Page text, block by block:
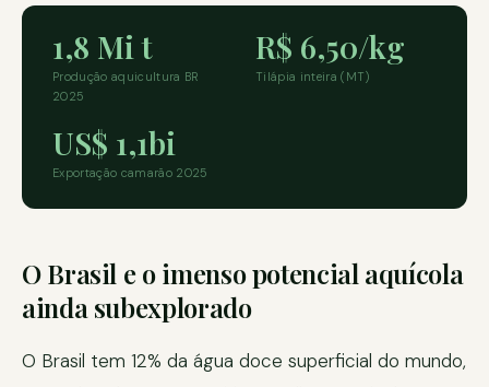
1,8 Mi t
Produção aquicultura BR
2025
R$ 6,50/kg
Tilápia inteira (MT)
US$ 1,1bi
Exportação camarão 2025
O Brasil e o imenso potencial aquícola
ainda subexplorado
O Brasil tem 12% da água doce superficial do mundo,